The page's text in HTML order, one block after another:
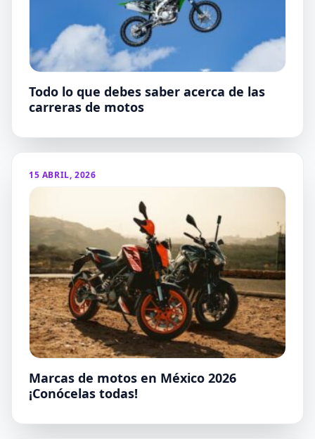
Todo lo que debes saber acerca de las
carreras de motos
15 ABRIL, 2026
Marcas de motos en México 2026
¡Conócelas todas!